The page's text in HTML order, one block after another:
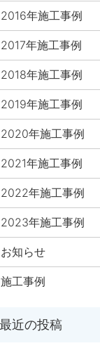
2016年施工事例
2017年施工事例
2018年施工事例
2019年施工事例
2020年施工事例
2021年施工事例
2022年施工事例
2023年施工事例
お知らせ
施工事例